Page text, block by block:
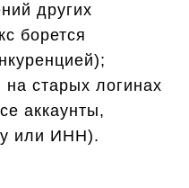
других
борется
старых логинах
аккаунты,
или ИНН).